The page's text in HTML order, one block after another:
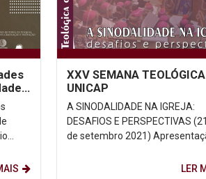
XXV SEMANA
UNICAP
A SINODALIDADE NA IGREJA:
DESAFIOS E PERSPECTIVAS (21 a 23
de setembro 2021) Apresentação
Comissão Teológica
LER